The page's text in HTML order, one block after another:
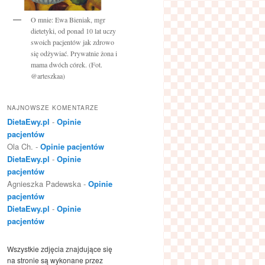
O mnie: Ewa Bieniak, mgr
dietetyki, od ponad 10 lat uczy
swoich pacjentów jak zdrowo
się odżywiać. Prywatnie żona i
mama dwóch córek. (Fot.
@arteszkaa)
NAJNOWSZE KOMENTARZE
DietaEwy.pl - Opinie
pacjentów
Ola Ch. - Opinie pacjentów
DietaEwy.pl - Opinie
pacjentów
Agnieszka Padewska - Opinie
pacjentów
DietaEwy.pl - Opinie
pacjentów
Wszystkie zdjęcia znajdujące się
na stronie są wykonane przez